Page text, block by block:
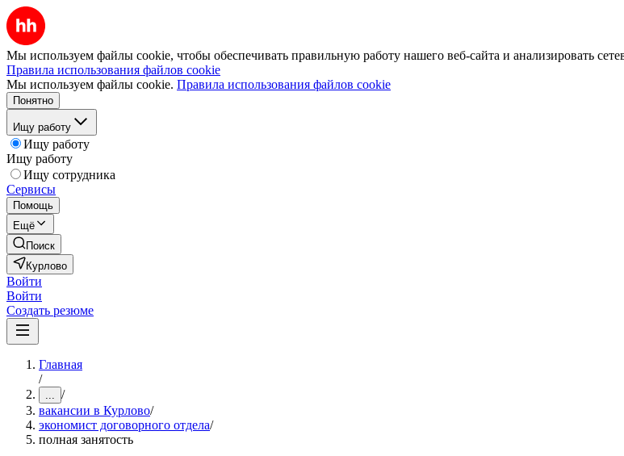
Мы используем файлы cookie, чтобы обеспечивать правильную работу нашего веб-сайта и анализировать
Правила использования файлов cookie
Мы используем файлы cookie. Правила использования файлов cookie
Понятно
Ищу работу
Ищу работу
Ищу работу
Ищу сотрудника
Сервисы
Помощь
Ещё
Поиск
Курлово
Войти
Войти
Создать резюме
Главная
/
... /
вакансии в Курлово/
экономист договорного отдела/
полная занятость